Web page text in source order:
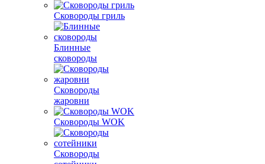
Сковороды гриль
Блинные
сковороды
Сковороды
жаровни
Сковороды WOK
Сковороды